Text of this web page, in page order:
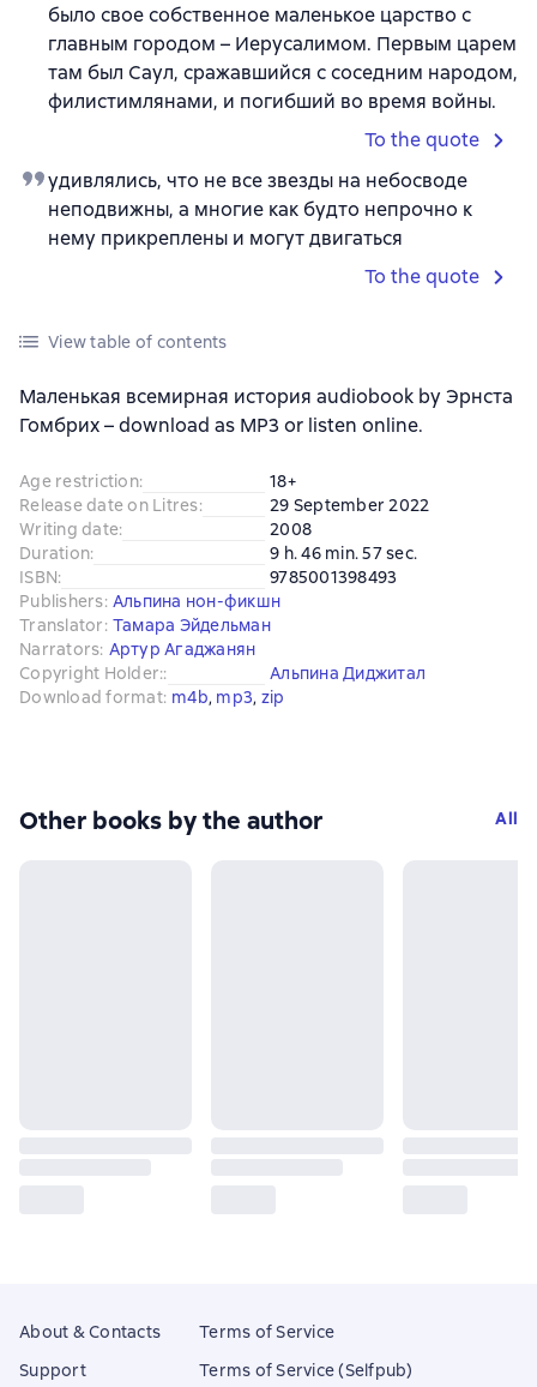
было свое собственное маленькое царство с
главным городом – Иерусалимом. Первым царем
там был Саул, сражавшийся с соседним народом,
филистимлянами, и погибший во время войны.
To the quote
удивлялись, что не все звезды на небосводе
неподвижны, а многие как будто непрочно к
нему прикреплены и могут двигаться
To the quote
View table of contents
Маленькая всемирная история audiobook by Эрнста
Гомбрих – download as MP3 or listen online.
Age restriction:
18+
Release date on Litres:
29 September 2022
Writing date:
2008
Duration:
9 h. 46 min. 57 sec.
ISBN:
9785001398493
Publishers: Альпина нон-фикшн
Translator: Тамара Эйдельман
Narrators: Артур Агаджанян
Copyright Holder::
Альпина Диджитал
Download format: m4b, mp3, zip
Other books by the author All
About & Contacts
Support
Terms of Service
Terms of Service (Selfpub)